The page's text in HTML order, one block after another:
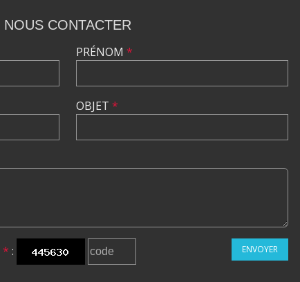
NOUS CONTACTER
PRÉNOM *
OBJET *
* : ENVOYER